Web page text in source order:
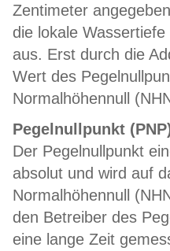
Zentimeter
die lokale
aus. Erst durch die
Wert des
Normalhöhennull
Pegelnullpunkt
Der Pegelnullpunkt
absolut und wird auf
Normalhöhennull
den Betreiber des
eine lange Zeit